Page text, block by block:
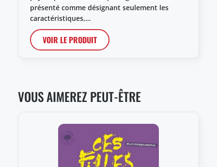
présenté comme désignant seulement les
caractéristiques,…
VOIR LE PRODUIT
VOUS AIMEREZ PEUT-ÊTRE